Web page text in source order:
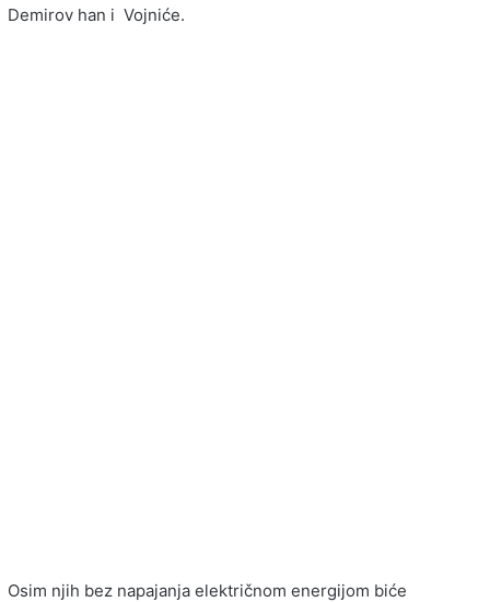
Demirov han i Vojniće.
Osim njih bez napajanja električnom energijom biće